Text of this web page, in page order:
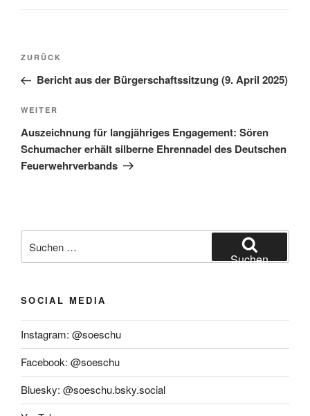
Beitragsnavigation
Vorheriger
Beitrag
ZURÜCK
Bericht aus der Bürgerschaftssitzung (9. April 2025)
Nächster
Beitrag
WEITER
Auszeichnung für langjähriges Engagement: Sören
Schumacher erhält silberne Ehrennadel des Deutschen
Feuerwehrverbands
nach:
Suchen
SOCIAL MEDIA
Instagram: @soeschu
Facebook: @soeschu
Bluesky: @soeschu.bsky.social